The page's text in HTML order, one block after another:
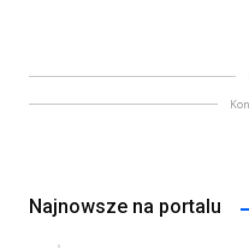
Najnowsze na portalu